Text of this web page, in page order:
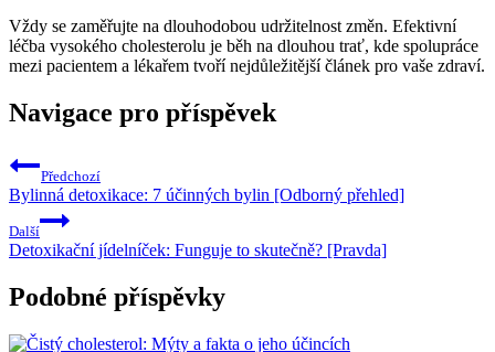
Vždy se zaměřujte na dlouhodobou udržitelnost změn. Efektivní
léčba vysokého cholesterolu je běh na dlouhou trať, kde spolupráce
mezi pacientem a lékařem tvoří nejdůležitější článek pro vaše zdraví.
Navigace pro příspěvek
Předchozí
Bylinná detoxikace: 7 účinných bylin [Odborný přehled]
Další
Detoxikační jídelníček: Funguje to skutečně? [Pravda]
Podobné příspěvky